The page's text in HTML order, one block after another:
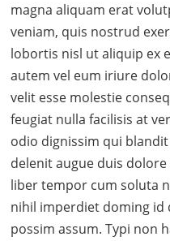
magna aliquam erat
veniam, quis nostrud
lobortis nisl ut aliquip ex
autem vel eum iriure
velit esse molestie
feugiat nulla facilisis at
odio dignissim qui
delenit augue duis
liber tempor cum soluta
nihil imperdiet doming id
possim assum. Typi non